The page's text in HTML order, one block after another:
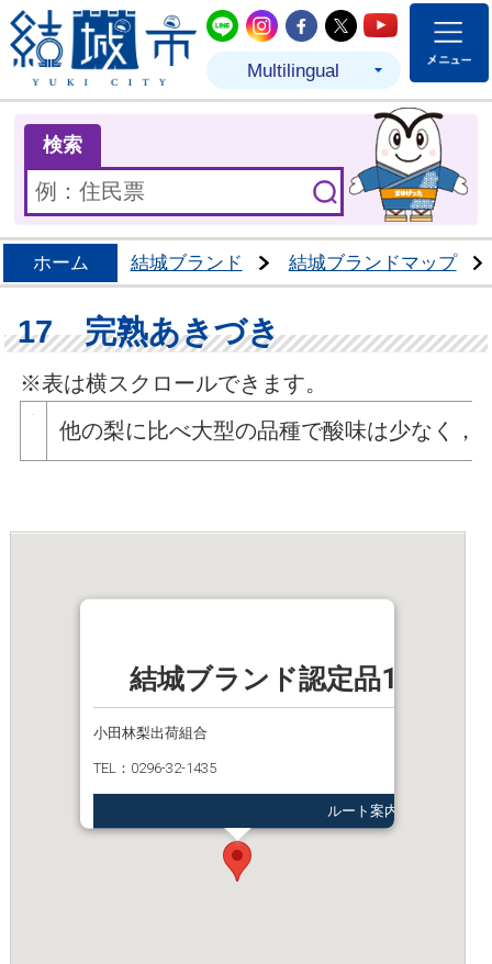
結城市公式LINE
結城市公式Instagram
結城市公式
結城市公式
結城市
Multilingual
検索
ホーム 結城ブランド 結城ブランドマップ
17 完熟あきづき
※表は横スクロールできます。
他の梨に比べ大型の品種で酸味は少なく，
結城ブランド認定品17_完
小田林梨出荷組合
TEL：0296-32-1435
ルート案内